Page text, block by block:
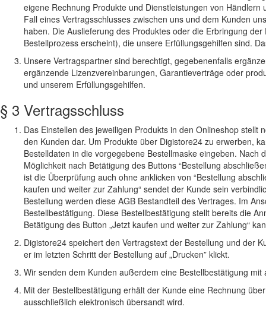
eigene Rechnung Produkte und Dienstleistungen von
Fall eines Vertragsschlusses zwischen uns und dem Kunden
haben. Die Auslieferung des Produktes oder die Erbringung
Bestellprozess erscheint), die unsere Erfüllungsgehilfen sind.
Unsere Vertragspartner sind berechtigt, gegebenenfalls
ergänzende Lizenzvereinbarungen, Garantieverträge oder
und unserem Erfüllungsgehilfen.
§ 3 Vertragsschluss
Das Einstellen des jeweiligen Produkts in den Onlineshop
den Kunden dar. Um Produkte über Digistore24 zu erwerben,
Bestelldaten in die vorgegebene Bestellmaske eingeben.
Möglichkeit nach Betätigung des Buttons “Bestellung
ist die Überprüfung auch ohne anklicken von “Bestellung
kaufen und weiter zur Zahlung“ sendet der Kunde sein
Bestellung werden diese AGB Bestandteil des Vertrages. Im
Bestellbestätigung. Diese Bestellbestätigung stellt bereits die
Betätigung des Button „Jetzt kaufen und weiter zur Zahlung“
Digistore24 speichert den Vertragstext der Bestellung und der
er im letzten Schritt der Bestellung auf „Drucken” klickt.
Wir senden dem Kunden außerdem eine Bestellbestätigung
Mit der Bestellbestätigung erhält der Kunde eine Rechnung
ausschließlich elektronisch übersandt wird.